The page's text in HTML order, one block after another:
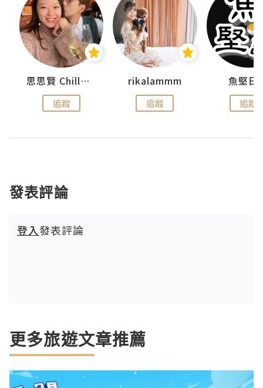
思思賢 ChillMyBabe
追蹤
rikalammm
追蹤
魚堅日
追蹤
發表評論
登入發表評論
更多旅遊文章推薦